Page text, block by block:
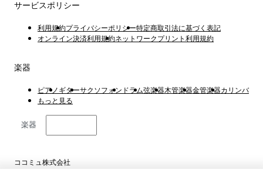
サービスポリシー
利用規約プライバシーポリシー特定商取引法に基づく表記
オンライン決済利用規約ネットワークプリント利用規約
楽器
ピアノ ギターサクソフォン ドラム弦楽器木管楽器金管楽器カリンバ
もっと見る
楽器
ココミュ株式会社